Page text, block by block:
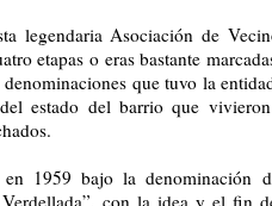
legendaria Asociación de
etapas o eras bastante
que tuvo la
estado del barrio que
1959 bajo la denominación